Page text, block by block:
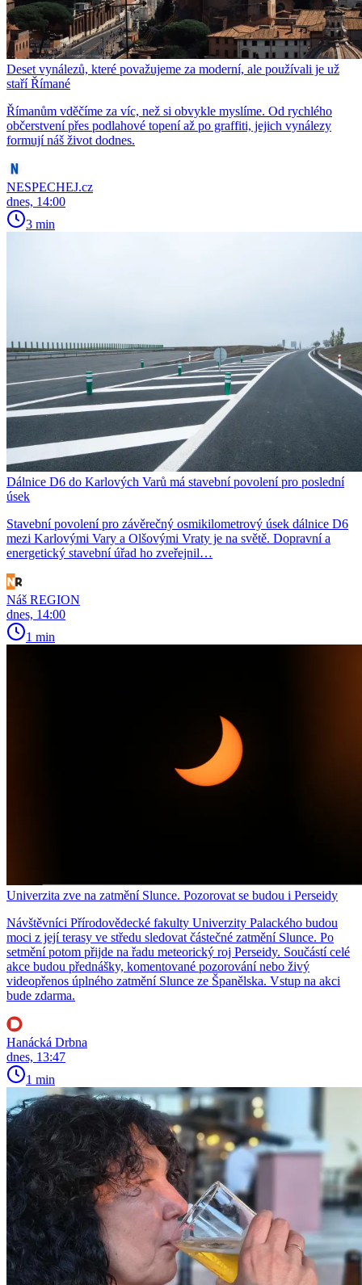
Deset vynálezů, které považujeme za moderní, ale používali je už
staří Římané
Římanům vděčíme za víc, než si obvykle myslíme. Od rychlého
občerstvení přes podlahové topení až po graffiti, jejich vynálezy
formují náš život dodnes.
NESPECHEJ.cz
dnes, 14:00
3 min
Dálnice D6 do Karlových Varů má stavební povolení pro poslední
úsek
Stavební povolení pro závěrečný osmikilometrový úsek dálnice D6
mezi Karlovými Vary a Olšovými Vraty je na světě. Dopravní a
energetický stavební úřad ho zveřejnil…
Náš REGION
dnes, 14:00
1 min
Univerzita zve na zatmění Slunce. Pozorovat se budou i Perseidy
Návštěvníci Přírodovědecké fakulty Univerzity Palackého budou
moci z její terasy ve středu sledovat částečné zatmění Slunce. Po
setmění potom přijde na řadu meteorický roj Perseidy. Součástí celé
akce budou přednášky, komentované pozorování nebo živý
videopřenos úplného zatmění Slunce ze Španělska. Vstup na akci
bude zdarma.
Hanácká Drbna
dnes, 13:47
1 min